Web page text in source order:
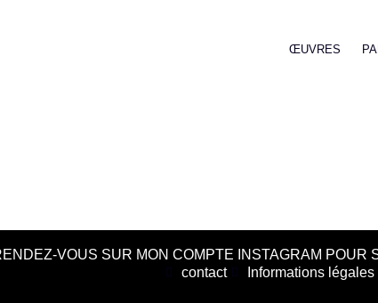
ŒUVRES
VOUS SUR MON COMPTE INSTAGRAM POUR
contact
Informations légales